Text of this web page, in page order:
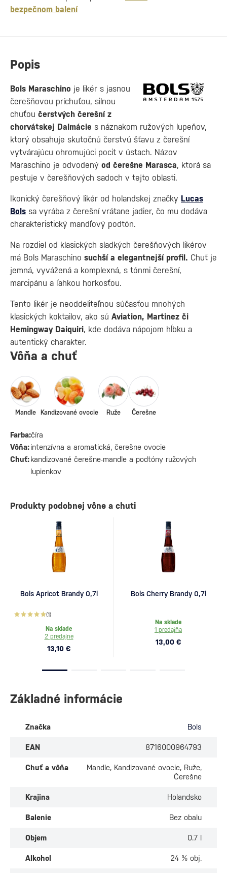
Popis
Bols Maraschino je likér s jasnou
čerešňovou príchuťou, silnou
chuťou čerstvých čerešní z
chorvátskej Dalmácie s náznakom ružových lupeňov,
ktorý obsahuje skutočnú čerstvú šťavu z čerešní
vytvárajúcu ohromujúci pocit v ústach. Názov
Maraschino je odvodený od čerešne Marasca, ktorá sa
pestuje v čerešňových sadoch v tejto oblasti.
Ikonický čerešňový likér od holandskej značky Lucas
Bols sa vyrába z čerešní vrátane jadier, čo mu dodáva
charakteristický mandľový podtón.
Na rozdiel od klasických sladkých čerešňových likérov
má Bols Maraschino suchší a elegantnejší profil. Chuť je
jemná, vyvážená a komplexná, s tónmi čerešní,
marcipánu a ľahkou horkosťou.
Tento likér je neoddeliteľnou súčasťou mnohých
klasických koktailov, ako sú Aviation, Martinez či
Hemingway Daiquiri, kde dodáva nápojom hĺbku a
autentický charakter.
Vôňa a chuť
Farba:číra
Vôňa:intenzívna a aromatická, čerešne ovocie
Chuť:kandizované čerešne-mandle a podtóny ružových
lupienkov
Mandle Kandizované ovocie Ruže Čerešne
Produkty podobnej vône a chuti
Bols Apricot Brandy 0,7l
(1)
Na sklade
2 predajne
13,10 €
Bols Cherry Brandy 0,7l
Na sklade
1 predajňa
13,00 €
bezpečnom balení
Základné informácie
Značka Bols
EAN 8716000964793
Chuť a vôňa
Mandle, Kandizované ovocie, Ruže,
Čerešne
Krajina Holandsko
Balenie Bez obalu
Objem 0.7 l
Alkohol 24 % obj.